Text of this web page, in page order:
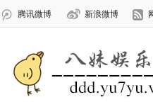
腾讯微博 新浪微博